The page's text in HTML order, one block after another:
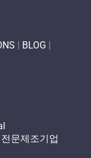
BLOG
문제조기업